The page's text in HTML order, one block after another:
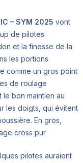
– SYM 2025 vont
de pilotes
et la finesse de la
les portions
comme un gros point
de roulage
le bon maintien au
les doigts, qui évitent
En gros,
cross pur.
pilotes auraient